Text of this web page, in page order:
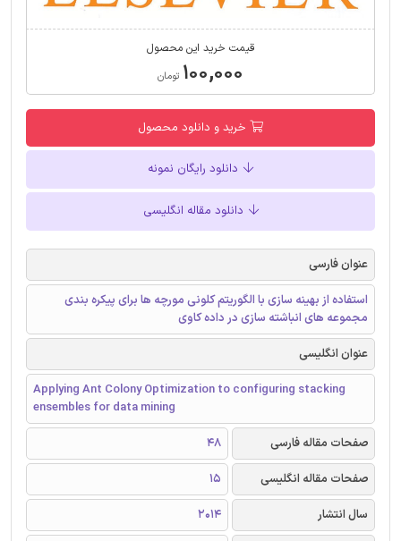
قیمت خرید این محصول
۱۰۰,۰۰۰ تومان
خرید و دانلود محصول
دانلود رایگان نمونه
دانلود مقاله انگلیسی
عنوان فارسی
استفاده از بهینه سازی با الگوریتم کلونی مورچه ها برای پیکره بندی
مجموعه های انباشته سازی در داده کاوی
عنوان انگلیسی
Applying Ant Colony Optimization to configuring stacking
ensembles for data mining
صفحات مقاله فارسی
48
صفحات مقاله انگلیسی
15
سال انتشار
2014